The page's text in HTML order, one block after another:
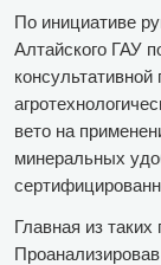
По инициативе
Алтайского ГАУ
вето на
минеральных
Главная из